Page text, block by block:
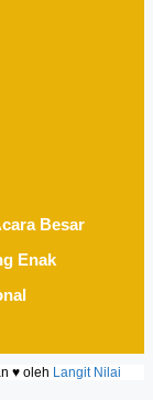
Besar
Enak
♥ oleh Langit Nilai